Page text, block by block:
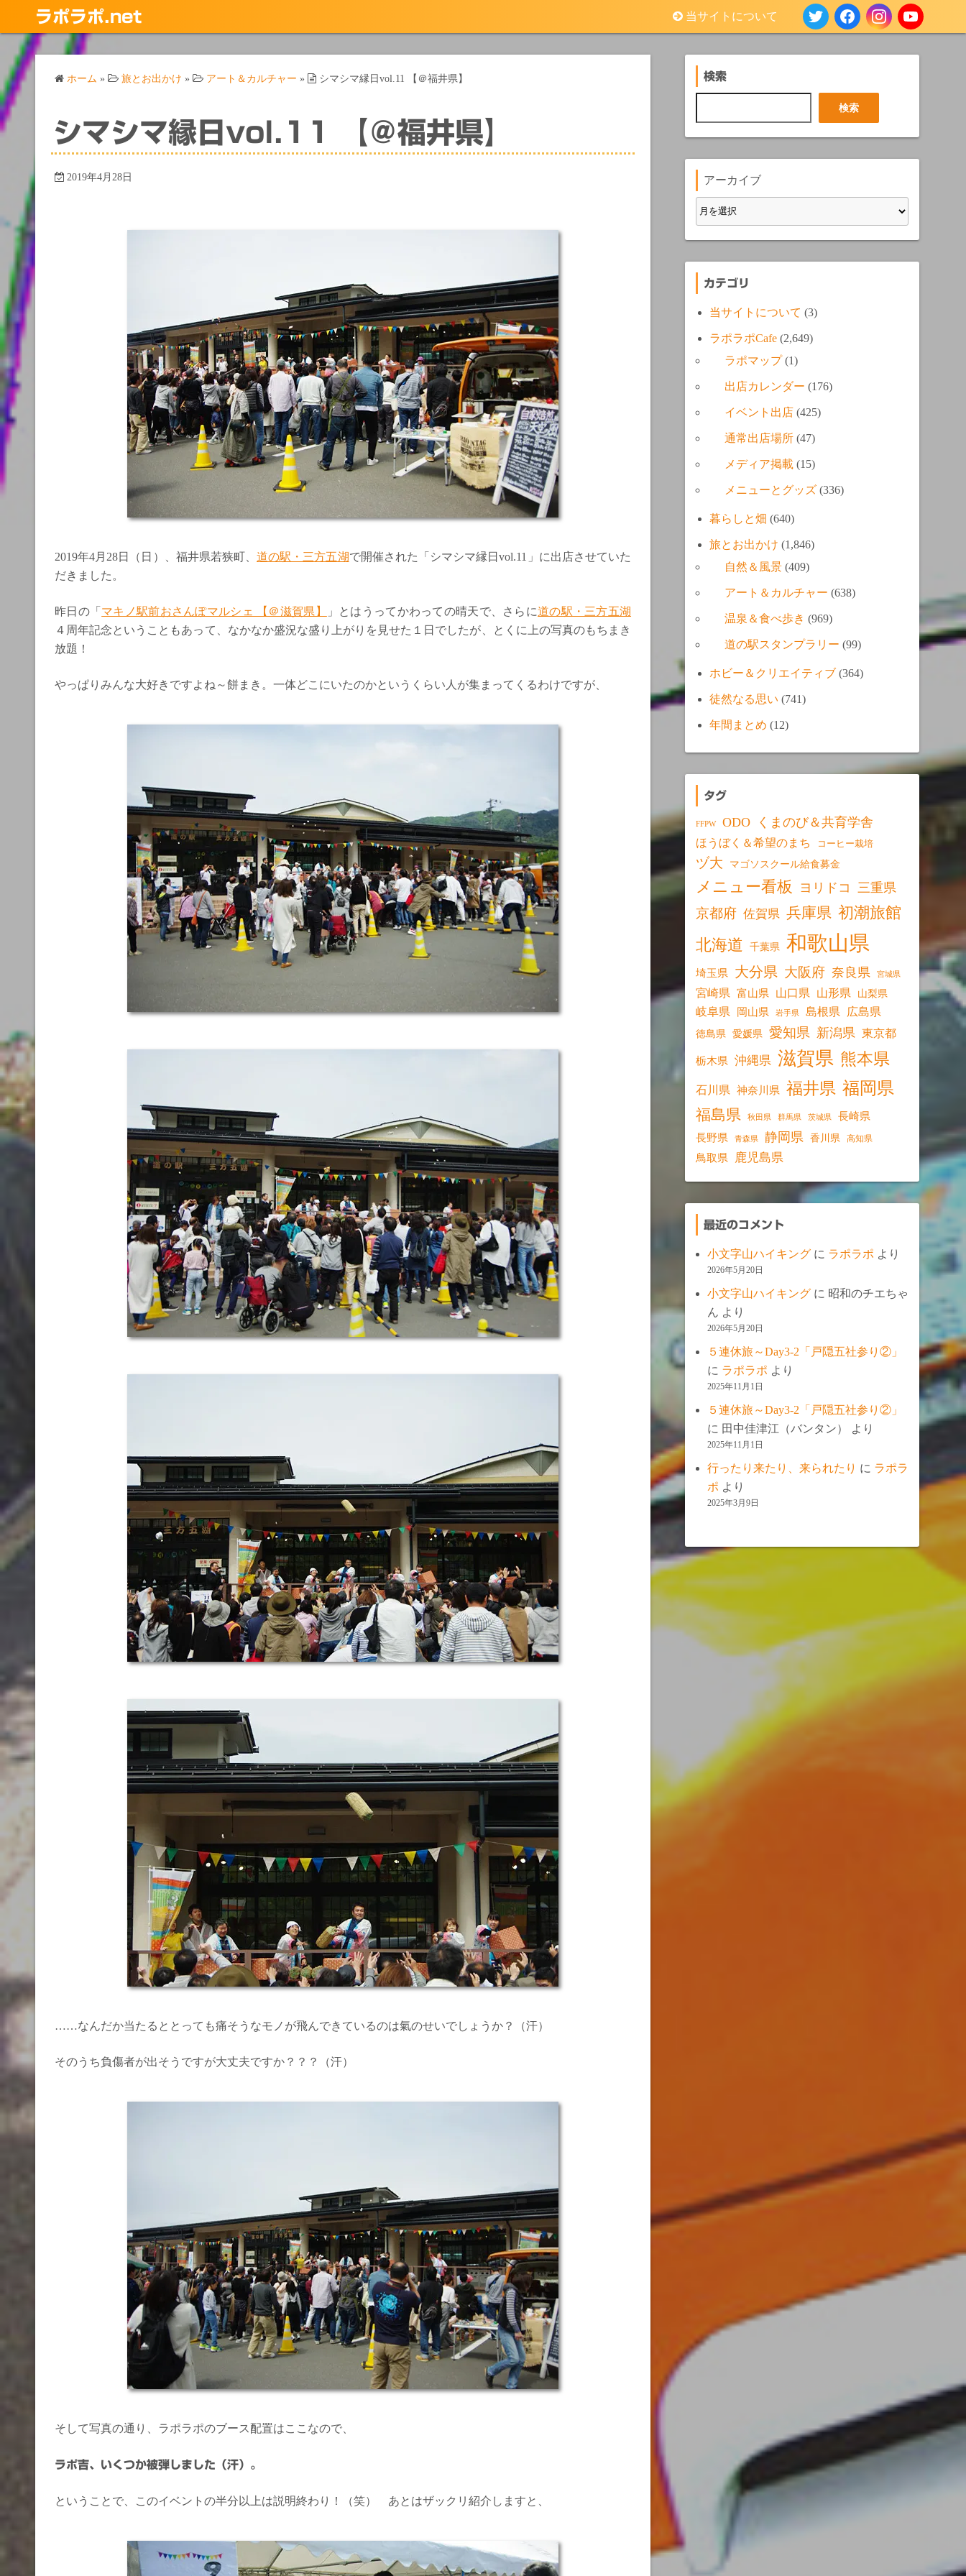
ン
ツ
へ
ス
ラポラポ.net 当サイトについて
ホーム » 旅とお出かけ » アート＆カルチャー » シマシマ縁日vol.11 【＠福井県】
シマシマ縁日vol.11 【＠福井県】
2019年4月28日
2019年4月28日（日）、福井県若狭町、道の駅・三方五湖で開催された「シマシマ縁日vol.11」に出店させていた
だきました。
昨日の「 マキノ駅前おさんぽマルシェ 【＠滋賀県】 」とはうってかわっての晴天で、さらに道の駅・三方五湖
４周年記念ということもあって、なかなか盛況な盛り上がりを見せた１日でしたが、とくに上の写真のもちまき
放題！
やっぱりみんな大好きですよね～餅まき。一体どこにいたのかというくらい人が集まってくるわけですが、
……なんだか当たるととっても痛そうなモノが飛んできているのは氣のせいでしょうか？（汗）
そのうち負傷者が出そうですが大丈夫ですか？？？（汗）
そして写真の通り、ラポラポのブース配置はここなので、
ラポ吉、いくつか被弾しました（汗）。
ということで、このイベントの半分以上は説明終わり！（笑） あとはザックリ紹介しますと、
検索
索
検索
アーカイブ
カテゴリ
当サイトについて (3)
ラポラポCafe (2,649)
ラポマップ(1)
出店カレンダー (176)
イベント出店 (425)
通常出店場所 (47)
メディア掲載 (15)
メニューとグッズ (336)
暮らしと畑 (640)
旅とお出かけ (1,846)
自然＆風景 (409)
アート＆カルチャー (638)
温泉＆食べ歩き (969)
道の駅スタンプラリー (99)
ホビー＆クリエイティブ (364)
徒然なる思い (741)
年間まとめ (12)
タグ
FFPW ODO くまのび＆共育学舎
ほうぼく＆希望のまち コーヒー栽培
ヅ大 マゴソスクール給食募金
メニュー看板 ヨリドコ 三重県
京都府 佐賀県 兵庫県 初潮旅館
北海道
千葉県 和歌山県
埼玉県 大分県 大阪府 奈良県 宮城県
宮崎県 富山県 山口県 山形県 山梨県
岐阜県 岡山県 岩手県 島根県 広島県
徳島県 愛媛県 愛知県 新潟県 東京都
栃木県 沖縄県 滋賀県 熊本県
石川県 神奈川県 福井県 福岡県
福島県 秋田県 群馬県 茨城県 長崎県
長野県 青森県 静岡県 香川県 高知県
鳥取県 鹿児島県
最近のコメント
小文字山ハイキング に ラポラポ より
2026年5月20日
小文字山ハイキング に 昭和のチエちゃ
ん より
2026年5月20日
５連休旅～Day3-2「戸隠五社参り②」
に ラポラポ より
2025年11月1日
５連休旅～Day3-2「戸隠五社参り②」
に 田中佳津江（バンタン） より
2025年11月1日
行ったり来たり、来られたり に ラポラ
ポ より
2025年3月9日